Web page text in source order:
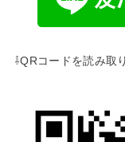
⇩QRコードを読み取